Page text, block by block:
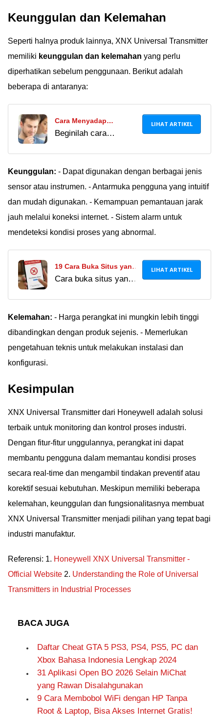
melalui HP atau PC.
menghindari tetangga
nakal!
Keunggulan dan Kelemahan
Seperti halnya produk lainnya, XNX Universal Transmitter
memiliki keunggulan dan kelemahan yang perlu
diperhatikan sebelum penggunaan. Berikut adalah
beberapa di antaranya:
Cara Menyadap
Panggilan Telepon
Beginilah cara
aplikasi Automatic Call
Recorder,
TheTruthSpy, dan
LIHAT ARTIKEL
Keunggulan: - Dapat digunakan dengan berbagai jenis
sensor atau instrumen. - Antarmuka pengguna yang intuitif
dan mudah digunakan. - Kemampuan pemantauan jarak
jauh melalui koneksi internet. - Sistem alarm untuk
mendeteksi kondisi proses yang abnormal.
19 Cara Buka Situs yang
Diblokir di Android 2024,
Cara buka situs yang
tanpa VPN. Temukan
metode terbaru yang
aman, praktis, dan
LIHAT ARTIKEL
Kelemahan: - Harga perangkat ini mungkin lebih tinggi
dibandingkan dengan produk sejenis. - Memerlukan
pengetahuan teknis untuk melakukan instalasi dan
konfigurasi.
Kesimpulan
XNX Universal Transmitter dari Honeywell adalah solusi
terbaik untuk monitoring dan kontrol proses industri.
Dengan fitur-fitur unggulannya, perangkat ini dapat
membantu pengguna dalam memantau kondisi proses
secara real-time dan mengambil tindakan preventif atau
korektif sesuai kebutuhan. Meskipun memiliki beberapa
kelemahan, keunggulan dan fungsionalitasnya membuat
XNX Universal Transmitter menjadi pilihan yang tepat bagi
industri manufaktur.
Referensi: 1. Honeywell XNX Universal Transmitter -
Official Website 2. Understanding the Role of Universal
Transmitters in Industrial Processes
BACA JUGA
Daftar Cheat GTA 5 PS3, PS4, PS5, PC dan
Xbox Bahasa Indonesia Lengkap 2024
31 Aplikasi Open BO 2026 Selain MiChat
yang Rawan Disalahgunakan
9 Cara Membobol WiFi dengan HP Tanpa
Root & Laptop, Bisa Akses Internet Gratis!